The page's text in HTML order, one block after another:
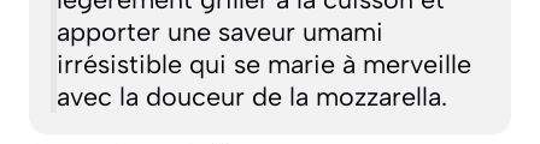
apporter une saveur umami
irrésistible qui se marie à merveille
avec la douceur de la mozzarella.